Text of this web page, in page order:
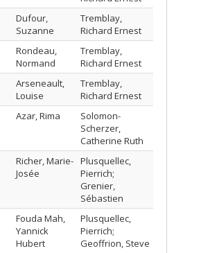
Dufour,
Suzanne
Tremblay,
Richard Ernest
Rondeau,
Normand
Tremblay,
Richard Ernest
Arseneault,
Louise
Tremblay,
Richard Ernest
Azar, Rima
Solomon-
Scherzer,
Catherine Ruth
Richer, Marie-
Josée
Plusquellec,
Pierrich;
Grenier,
Sébastien
Fouda Mah,
Yannick
Hubert
Plusquellec,
Pierrich;
Geoffrion, Steve